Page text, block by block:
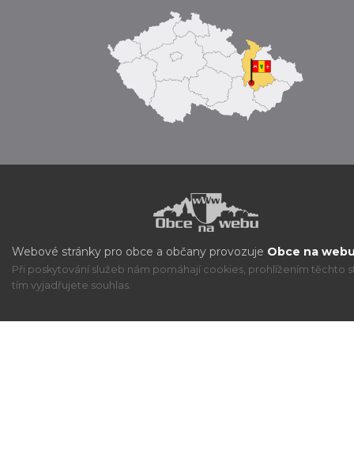
Webové stránky pro obce a občany provozuje Obce na
Při poskytování služeb nám pomáhají cookies, prohlížením těchto
tím vyjadřujete souhlas.